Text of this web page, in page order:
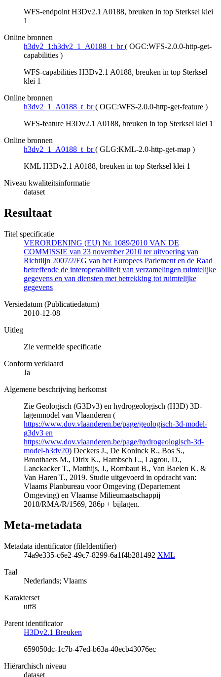
WFS-endpoint H3Dv2.1 A0188, breuken in top Sterksel klei
1
Online bronnen
h3dv2_1:h3dv2_1_A0188_t_br ( OGC:WFS-2.0.0-http-get-
capabilities )
WFS-capabilities H3Dv2.1 A0188, breuken in top Sterksel
klei 1
Online bronnen
h3dv2_1_A0188_t_br ( OGC:WFS-2.0.0-http-get-feature )
WFS-feature H3Dv2.1 A0188, breuken in top Sterksel klei 1
Online bronnen
h3dv2_1_A0188_t_br ( GLG:KML-2.0-http-get-map )
KML H3Dv2.1 A0188, breuken in top Sterksel klei 1
Niveau kwaliteitsinformatie
dataset
Resultaat
Titel specificatie
VERORDENING (EU) Nr. 1089/2010 VAN DE
COMMISSIE van 23 november 2010 ter uitvoering van
Richtlijn 2007/2/EG van het Europees Parlement en de Raad
betreffende de interoperabiliteit van verzamelingen ruimtelijke
gegevens en van diensten met betrekking tot ruimtelijke
gegevens
Versiedatum (Publicatiedatum)
2010-12-08
Uitleg
Zie vermelde specificatie
Conform verklaard
Ja
Algemene beschrijving herkomst
Zie Geologisch (G3Dv3) en hydrogeologisch (H3D) 3D-
lagenmodel van Vlaanderen (
https://www.dov.vlaanderen.be/page/geologisch-3d-model-
g3dv3 en
https://www.dov.vlaanderen.be/page/hydrogeologisch-3d-
model-h3dv20) Deckers J., De Koninck R., Bos S.,
Broothaers M., Dirix K., Hambsch L., Lagrou, D.,
Lanckacker T., Matthijs, J., Rombaut B., Van Baelen K. &
Van Haren T., 2019. Studie uitgevoerd in opdracht van:
Vlaams Planbureau voor Omgeving (Departement
Omgeving) en Vlaamse Milieumaatschappij
2018/RMA/R/1569, 286p + bijlagen.
Meta-metadata
Metadata identificator (fileIdentifier)
74a9e335-c6e2-49c7-8299-6a1f4b281492 XML
Taal
Nederlands; Vlaams
Karakterset
utf8
Parent identificator
H3Dv2.1 Breuken
659050dc-1c7b-47ed-b63a-40ecb43076ec
Hiërarchisch niveau
dataset